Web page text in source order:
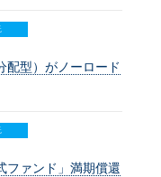
配型）がノーロード
ファンド」満期償還